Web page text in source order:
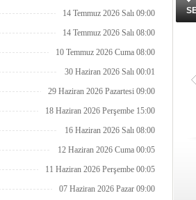
yeniden suyla buluşturdu ve yeni av
14 Temmuz 2026 Salı 09:00
14 Temmuz 2026 Salı 08:00
10 Temmuz 2026 Cuma 08:00
30 Haziran 2026 Salı 00:01
29 Haziran 2026 Pazartesi 09:00
18 Haziran 2026 Perşembe 15:00
16 Haziran 2026 Salı 08:00
12 Haziran 2026 Cuma 00:05
11 Haziran 2026 Perşembe 00:05
07 Haziran 2026 Pazar 09:00